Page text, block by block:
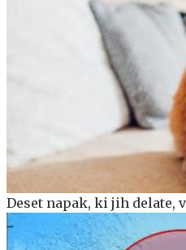
Deset napak, ki jih delate,